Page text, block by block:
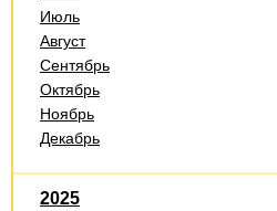
Июль
Август
Сентябрь
Октябрь
Ноябрь
Декабрь
2025